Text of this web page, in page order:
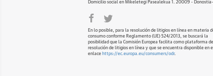
Domicilio social en Mikeletegi Pasealekua 1. 20009 -
En lo posible, para la resolución de litigios en línea en materia
consumo conforme Reglamento (UE) 524/2013, se buscará la
posibilidad que la Comisión Europea facilita como plataforma de
resolución de litigios en línea y que se encuentra disponible en
enlace https://ec.europa.eu/consumers/odr.